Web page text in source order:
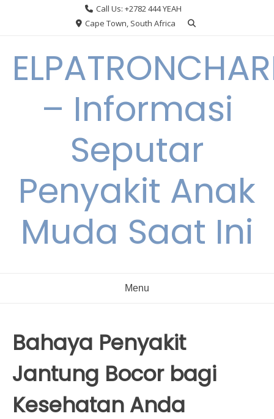
Call Us: +2782 444 YEAH
Cape Town, South Africa
– Informasi
Seputar
Penyakit Anak
Muda Saat Ini
Menu
Bahaya Penyakit
Jantung Bocor bagi
Kesehatan Anda